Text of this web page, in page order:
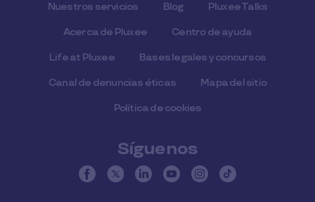
Nuestros servicios Blog Pluxee Talks
Acerca de Pluxee Centro de ayuda
Life at Pluxee Bases legales y concursos
Canal de denuncias éticas Mapa del sitio
Política de cookies
Síguenos